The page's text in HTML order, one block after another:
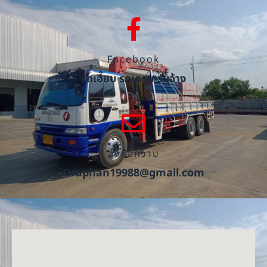
Facebook
รถเฮี๊ยบ รถเครน รับจ้าง
ส่งข้อความ
Oraphan19988@gmail.com